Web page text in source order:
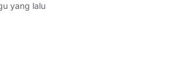
yang lalu